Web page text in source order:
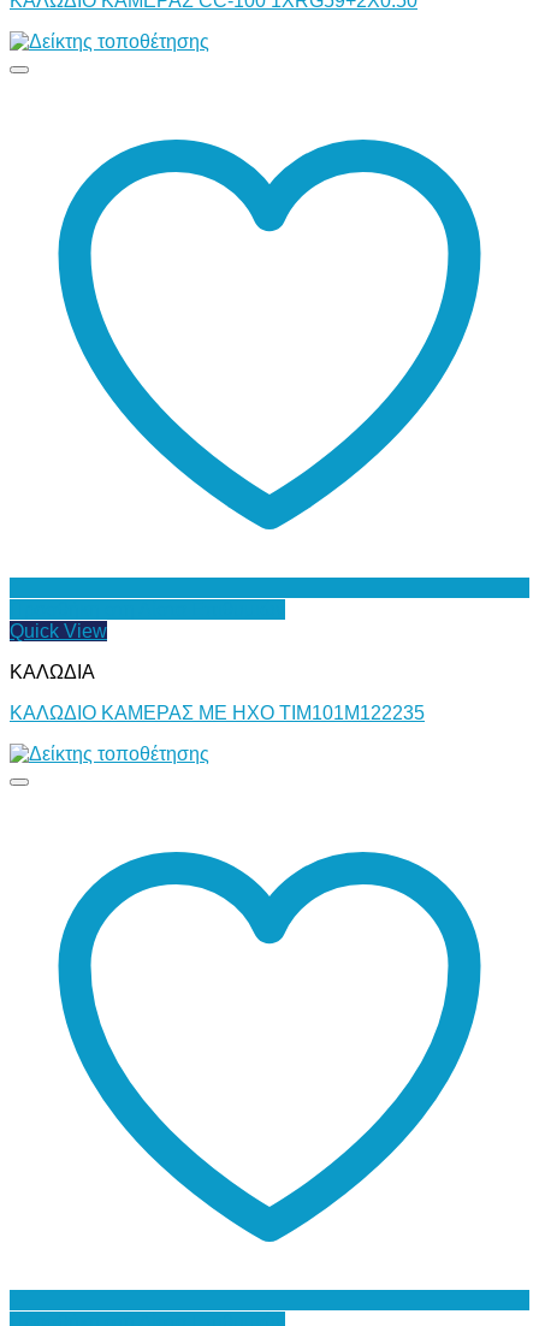
Quick View
ΚΑΛΩΔΙΑ
ΚΑΛΩΔΙΟ ΚΑΜΕΡΑΣ ΜΕ ΗΧΟ ΤΙΜ101Μ122235